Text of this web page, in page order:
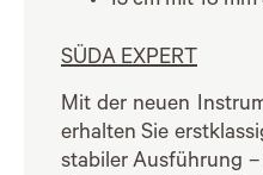
SÜDA EXPERT
Mit der neuen
erhalten Sie
stabiler Ausführung